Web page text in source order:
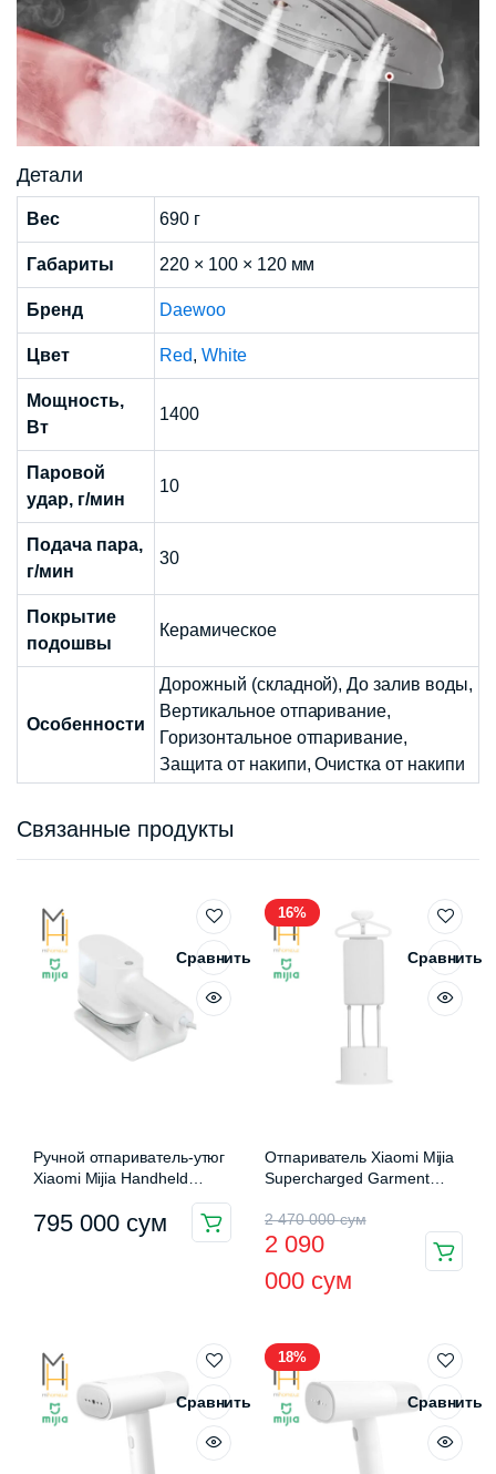
Детали
Вес 690 г
Габариты 220 × 100 × 120 мм
Бренд Daewoo
Цвет Red, White
Мощность,
Вт
1400
Паровой
удар, г/мин
10
Подача пара,
г/мин
30
Покрытие
подошвы
Керамическое
Особенности
Дорожный (складной), До залив воды,
Вертикальное отпаривание,
Горизонтальное отпаривание,
Защита от накипи, Очистка от накипи
Связанные продукты
Сравнить
Ручной отпариватель-утюг
Xiaomi Mijia Handheld
(B502CN)
795 000 сум
16%
Сравнить
Отпариватель Xiaomi Mijia
Supercharged Garment
2 470 000сум
Первоначальная
цена
составляла
470
000 сум.
2 090
000 сум
Текущая
цена:
2
000 сум.
Сравнить
18%
Сравнить